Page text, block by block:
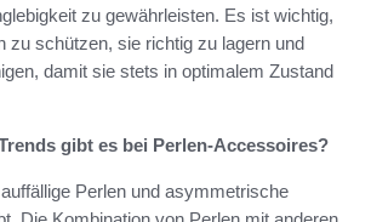
zu gewährleisten. Es ist wichtig,
zu schützen, sie richtig zu lagern und
damit sie stets in optimalem Zustand
gibt es bei Perlen-Accessoires?
Perlen und asymmetrische